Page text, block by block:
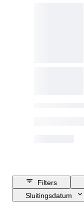
Filters
Sluitingsdatum